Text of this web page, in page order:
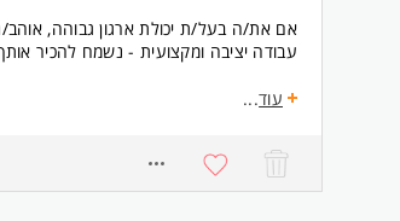
אם את/ה בעל/ת יכולת ארגון גבוהה,
עבודה יציבה ומקצועית - נשמח להכיר
התפקיד כולל:
בדיקת שעות עבודה, שעות נוספות,
עדכון של סידורי עבודה וניהול שינויים
עוד...